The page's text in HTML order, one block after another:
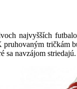
najvyšších
tričkám
sa navzájom striedajú.